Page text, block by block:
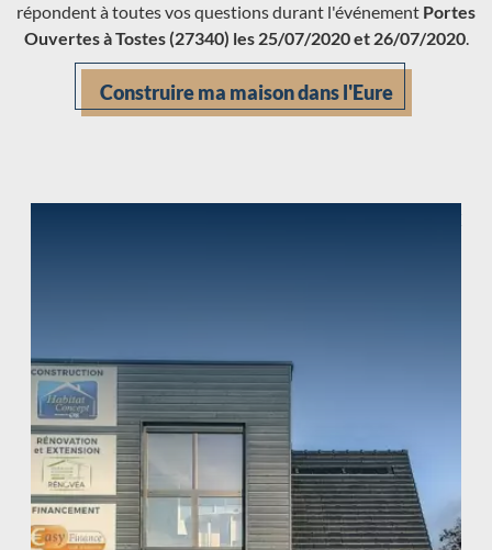
répondent à toutes vos questions durant l'événement Portes
Ouvertes à Tostes (27340) les 25/07/2020 et 26/07/2020.
Construire ma maison dans l'Eure
Chargement...